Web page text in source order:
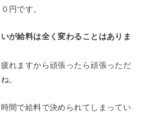
円です。
が給料は全く変わることはありま
れますから頑張ったら頑張っただ
。
間で給料で決められてしまってい